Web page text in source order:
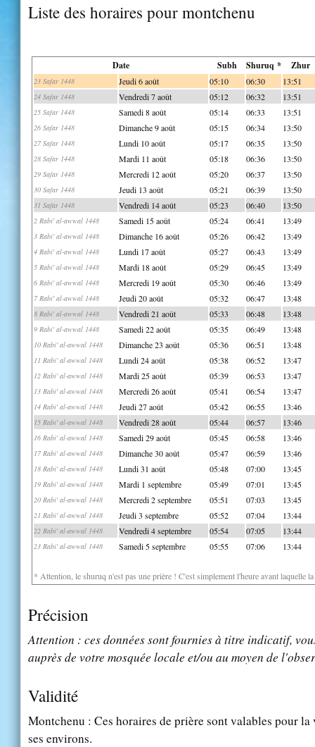
Liste des horaires pour montchenu
Date Subh Shuruq * Zhur
23 Safar 1448 Jeudi 6 août 05:10 06:30 13:51
24 Safar 1448 Vendredi 7 août 05:12 06:32 13:51
25 Safar 1448 Samedi 8 août 05:14 06:33 13:51
26 Safar 1448 Dimanche 9 août 05:15 06:34 13:50
27 Safar 1448 Lundi 10 août 05:17 06:35 13:50
28 Safar 1448 Mardi 11 août 05:18 06:36 13:50
29 Safar 1448 Mercredi 12 août 05:20 06:37 13:50
30 Safar 1448 Jeudi 13 août 05:21 06:39 13:50
31 Safar 1448 Vendredi 14 août 05:23 06:40 13:50
2 Rabi' al-awwal 1448 Samedi 15 août 05:24 06:41 13:49
3 Rabi' al-awwal 1448 Dimanche 16 août 05:26 06:42 13:49
4 Rabi' al-awwal 1448 Lundi 17 août 05:27 06:43 13:49
5 Rabi' al-awwal 1448 Mardi 18 août 05:29 06:45 13:49
6 Rabi' al-awwal 1448 Mercredi 19 août 05:30 06:46 13:49
7 Rabi' al-awwal 1448 Jeudi 20 août 05:32 06:47 13:48
8 Rabi' al-awwal 1448 Vendredi 21 août 05:33 06:48 13:48
9 Rabi' al-awwal 1448 Samedi 22 août 05:35 06:49 13:48
10 Rabi' al-awwal 1448 Dimanche 23 août 05:36 06:51 13:48
11 Rabi' al-awwal 1448 Lundi 24 août 05:38 06:52 13:47
12 Rabi' al-awwal 1448 Mardi 25 août 05:39 06:53 13:47
13 Rabi' al-awwal 1448 Mercredi 26 août 05:41 06:54 13:47
14 Rabi' al-awwal 1448 Jeudi 27 août 05:42 06:55 13:46
15 Rabi' al-awwal 1448 Vendredi 28 août 05:44 06:57 13:46
16 Rabi' al-awwal 1448 Samedi 29 août 05:45 06:58 13:46
17 Rabi' al-awwal 1448 Dimanche 30 août 05:47 06:59 13:46
18 Rabi' al-awwal 1448 Lundi 31 août 05:48 07:00 13:45
19 Rabi' al-awwal 1448 Mardi 1 septembre 05:49 07:01 13:45
20 Rabi' al-awwal 1448 Mercredi 2 septembre 05:51 07:03 13:45
21 Rabi' al-awwal 1448 Jeudi 3 septembre 05:52 07:04 13:44
22 Rabi' al-awwal 1448 Vendredi 4 septembre 05:54 07:05 13:44
23 Rabi' al-awwal 1448 Samedi 5 septembre 05:55 07:06 13:44
* Attention, le shuruq n'est pas une prière ! C'est simplement l'heure avant laquelle
Précision
Attention : ces données sont fournies à titre indicatif,
auprès de votre mosquée locale et/ou au moyen de
Validité
Montchenu : Ces horaires de prière sont valables pour
ses environs.